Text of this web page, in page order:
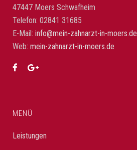
47447 Moers Schwafheim
Telefon: 02841 31685
E-Mail: info@mein-zahnarzt-in-moers.de
Web: mein-zahnarzt-in-moers.de
MENÜ
Leistungen